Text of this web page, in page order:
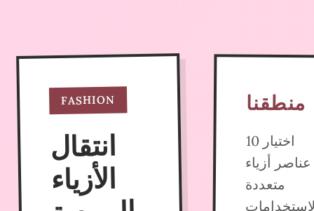
FASHION
انتقال
الأزياء
الربيعية
منطقنا
اختيار 10
عناصر أزياء
متعددة